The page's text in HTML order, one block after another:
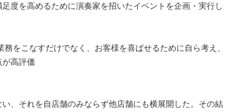
度を高めるために演奏家を招いたイベントを企画・実行し
務をこなすだけでなく、お客様を喜ばせるために自ら考え、
高評価
、それを自店舗のみならず他店舗にも横展開した。その結